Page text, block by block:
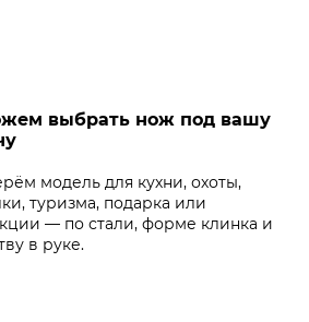
выбрать нож под вашу
модель для кухни, охоты,
туризма, подарка или
— по стали, форме клинка и
в руке.